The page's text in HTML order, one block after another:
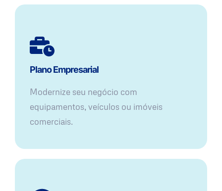
Plano Empresarial
Modernize seu negócio com
equipamentos, veículos ou imóveis
comerciais.